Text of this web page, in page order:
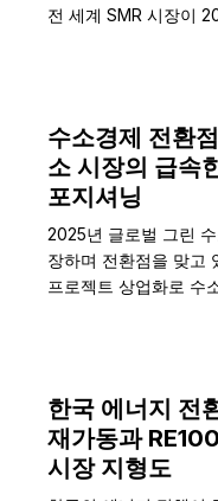
전 세계 SMR 시장이
수소경제 전환
소 시장의 급속
포지셔닝
2025년 글로벌 그린
장하며 전환점을 맞고
프로젝트 상업화로 수
한국 에너지 전
재가동과
시장 지형도